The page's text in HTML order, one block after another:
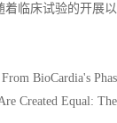
临床试验的开展
BioCardia's
Created Equal: